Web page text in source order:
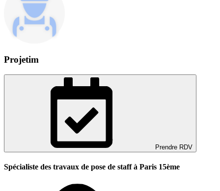
Projetim
Prendre RDV
Spécialiste des travaux de pose de staff à Paris 15ème